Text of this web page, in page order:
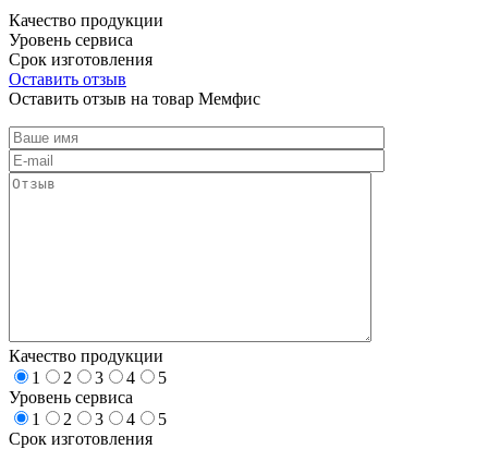
Качество продукции
Уровень сервиса
Срок изготовления
Оставить отзыв
Оставить отзыв на товар Мемфис
Качество продукции
1
2 3 4
5
Уровень сервиса
1
2 3 4
5
Срок изготовления